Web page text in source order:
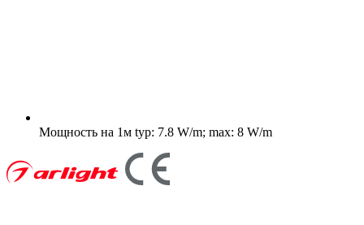
Мощность на 1м typ: 7.8 W/m; max: 8 W/m